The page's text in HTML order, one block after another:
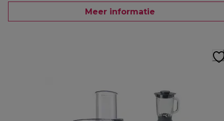
Meer informatie